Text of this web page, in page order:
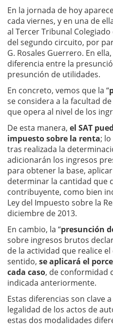
En la jornada de hoy
cada viernes, y en una de
al Tercer Tribunal
del segundo circuito, por
G. Rosales Guerrero. En
diferencia entre la
presunción de utilidades.
En concreto, vemos que la “
se considera a la facultad
que opera al nivel de los
De esta manera, el SAT
impuesto sobre la renta;
tras realizada la
adicionarán los ingresos
para obtener la base,
determinar la cantidad que
contribuyente, como bien
Ley del Impuesto sobre la
diciembre de 2013.
En cambio, la “presunción
sobre ingresos brutos
de la actividad que realice
sentido, se aplicará el
cada caso, de conformidad
indicada anteriormente.
Estas diferencias son clave
legalidad de los actos de
estas dos modalidades